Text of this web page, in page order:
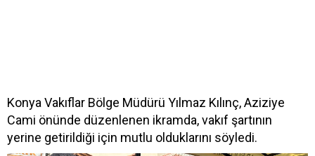
Konya Vakıflar Bölge Müdürü Yılmaz Kılınç, Aziziye
Cami önünde düzenlenen ikramda, vakıf şartının
yerine getirildiği için mutlu olduklarını söyledi.